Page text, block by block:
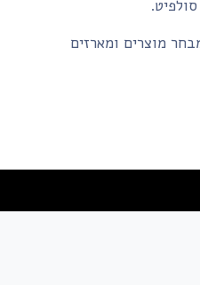
מוצרים ומארזים